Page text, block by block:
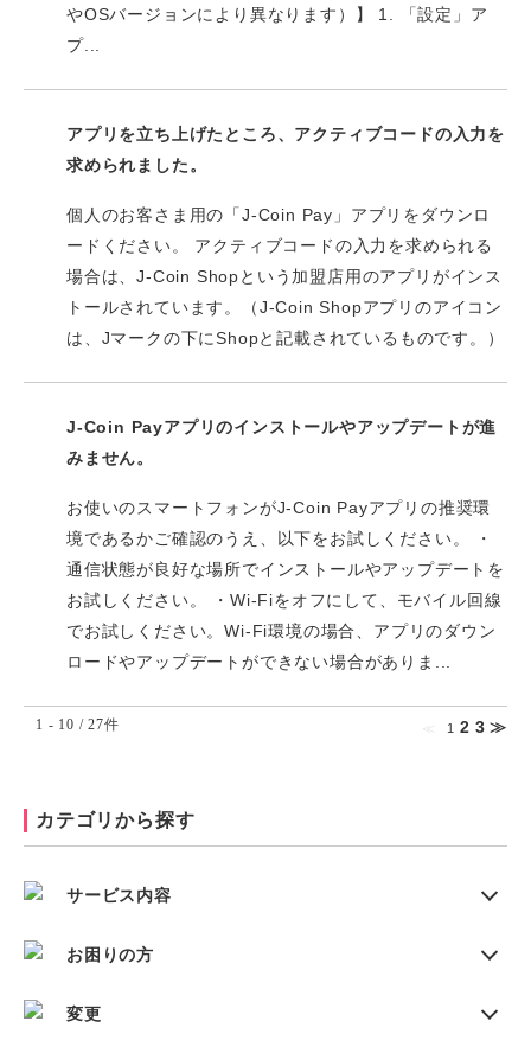
やOSバージョンにより異なります）】 1. 「設定」ア
プ...
アプリを立ち上げたところ、アクティブコードの入力を
求められました。
個人のお客さま用の「J-Coin Pay」アプリをダウンロ
ードください。 アクティブコードの入力を求められる
場合は、J-Coin Shopという加盟店用のアプリがインス
トールされています。（J-Coin Shopアプリのアイコン
は、Jマークの下にShopと記載されているものです。）
J-Coin Payアプリのインストールやアップデートが進
みません。
お使いのスマートフォンがJ-Coin Payアプリの推奨環
境であるかご確認のうえ、以下をお試しください。 ・
通信状態が良好な場所でインストールやアップデートを
お試しください。 ・Wi-Fiをオフにして、モバイル回線
でお試しください。Wi-Fi環境の場合、アプリのダウン
ロードやアップデートができない場合がありま...
1 - 10 / 27件 1 2 3 ≫
カテゴリから探す
サービス内容
お困りの方
変更